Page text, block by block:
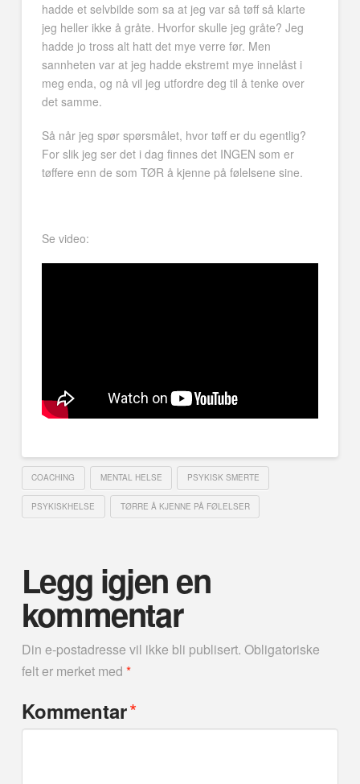
hadde et selvbilde som sa at jeg var så tøff så klarte
jeg heller ikke å gråte. Hvorfor skulle jeg gråte? Jeg
hadde jo tross alt hatt det mye verre før. Men
sannheten var at jeg hadde ekstremt mye innelåst i
meg enda, og nå vil jeg utfordre deg til å tenke over
det samme.
Så når jeg spør spørsmålet, hvor tøff er du egentlig?
For slik jeg ser det i dag finnes det INGEN som er
tøffere enn de som TØR å kjenne på følelsene sine.
Se video:
COACHING MENTAL HELSE PSYKISK SMERTE
PSYKISKHELSE TØRRE Å KJENNE PÅ FØLELSER
Legg igjen en
kommentar
Din e-postadresse vil ikke bli publisert. Obligatoriske
felt er merket med *
Kommentar*